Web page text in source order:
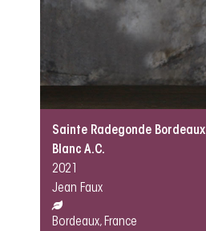
Sainte Radegonde Bordeaux
Blanc A.C.
2021
Jean Faux
Bordeaux, France